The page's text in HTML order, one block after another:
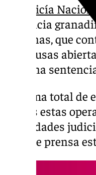
Policía Nacional
provincia
personas, que
por causas
tras una
La suma total
72 tras estas
autoridades
nota de prensa